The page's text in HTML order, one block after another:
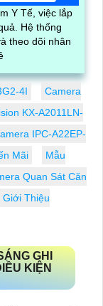
Y Tế, việc lắp
theo dõi nhân
4I
Camera
KX-A2011LN-
IPC-A22EP-
Mãi
Mẫu
Quan Sát Căn
Giới Thiệu
GHI
KIỆN